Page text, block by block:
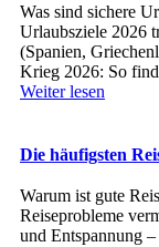
Was sind sichere
Urlaubsziele 2026
(Spanien,
Krieg 2026: So
Weiter lesen
Die häufigsten
Warum ist gute
Reiseprobleme
und Entspannung